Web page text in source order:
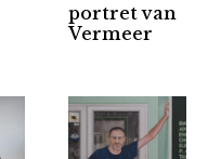
portret van
Vermeer